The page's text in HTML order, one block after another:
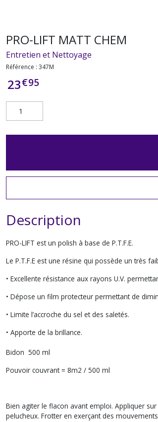
PRO-LIFT MATT CHEM
Entretien et Nettoyage
Référence : 347M
23€95
Description
PRO-LIFT est un polish à base de P.T.F.E.
Le P.T.F.E est une résine qui possède un très
• Excellente résistance aux rayons U.V.
• Dépose un film protecteur permettant de
• Limite l’accroche du sel et des saletés.
• Apporte de la brillance.
Bidon 500 ml
Pouvoir couvrant = 8m2 / 500 ml
Bien agiter le flacon avant emploi. Appliquer
pelucheux. Frotter en exerçant des